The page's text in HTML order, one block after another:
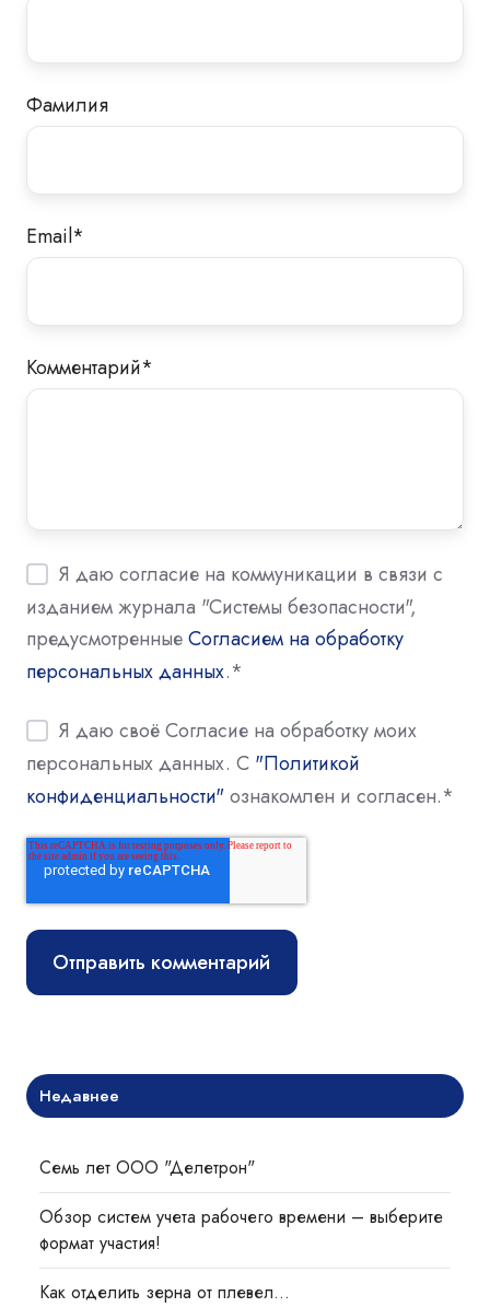
Фамилия
Email*
Комментарий*
Я даю согласие на коммуникации в связи с
изданием журнала "Системы безопасности",
предусмотренныеСогласием на обработку
персональных данных.*
Я даю своё Согласие на обработку моих
персональных данных. С "Политикой
конфиденциальности"ознакомлен и согласен.*
Недавнее
Семь лет ООО "Делетрон"
Обзор систем учета рабочего времени – выберите
формат участия!
Как отделить зерна от плевел…